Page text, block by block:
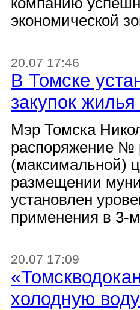
экономической
20.07 17:46
В Томске
закупок
Мэр Томска
распоряжение №
(максимальной)
размещении
установлен
применения в 3-м
20.07 17:09
холодную